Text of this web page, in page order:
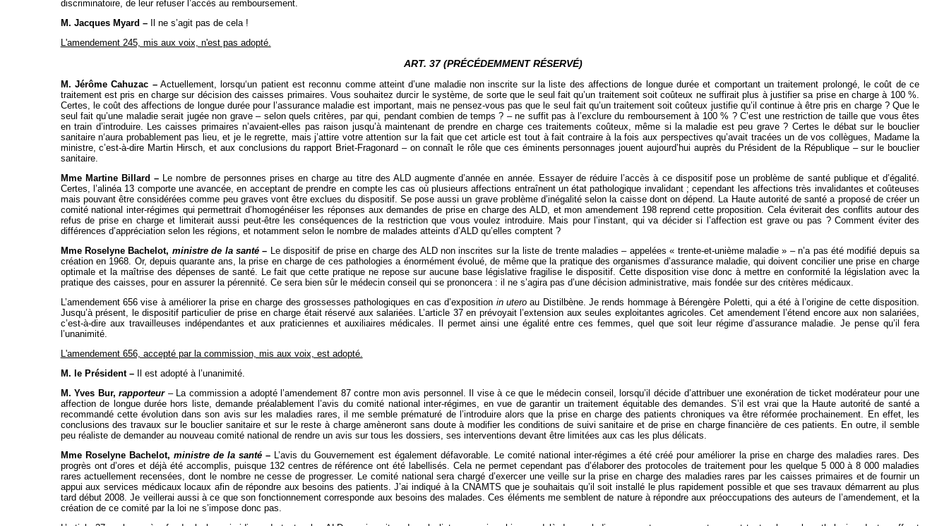
discriminatoire, de leur refuser l’accès au remboursement.
M. Jacques Myard –Il ne s’agit pas de cela !
L'amendement 245, mis aux voix, n'est pas adopté.
ART. 37 (PRÉCÉDEMMENT RÉSERVÉ)
M. Jérôme Cahuzac –Actuellement, lorsqu‘un patient est reconnu comme atteint d’une maladie non inscrite sur la liste des affections de longue durée et comportant un traitement prolongé, le coût de ce
traitement est pris en charge sur décision des caisses primaires. Vous souhaitez durcir le système, de sorte que le seul fait qu’un traitement soit coûteux ne suffirait plus à justifier sa prise en charge à 100 %.
Certes, le coût des affections de longue durée pour l’assurance maladie est important, mais ne pensez-vous pas que le seul fait qu’un traitement soit coûteux justifie qu’il continue à être pris en charge ? Que le
seul fait qu’une maladie serait jugée non grave – selon quels critères, par qui, pendant combien de temps ? – ne suffit pas à l’exclure du remboursement à 100 % ? C’est une restriction de taille que vous êtes
en train d’introduire. Les caisses primaires n’avaient-elles pas raison jusqu’à maintenant de prendre en charge ces traitements coûteux, même si la maladie est peu grave ? Certes le débat sur le bouclier
sanitaire n‘aura probablement pas lieu, et je le regrette, mais j’attire votre attention sur la fait que cet article est tout à fait contraire à la fois aux perspectives qu’avait tracées un de vos collègues, Madame la
ministre, c’est-à-dire Martin Hirsch, et aux conclusions du rapport Briet-Fragonard – on connaît le rôle que ces éminents personnages jouent aujourd’hui auprès du Président de la République – sur le bouclier
sanitaire.
Mme Martine Billard – Le nombre de personnes prises en charge au titre des ALD augmente d’année en année. Essayer de réduire l’accès à ce dispositif pose un problème de santé publique et d’égalité.
Certes, l’alinéa 13 comporte une avancée, en acceptant de prendre en compte les cas où plusieurs affections entraînent un état pathologique invalidant ; cependant les affections très invalidantes et coûteuses
mais pouvant être considérées comme peu graves vont être exclues du dispositif. Se pose aussi un grave problème d’inégalité selon la caisse dont on dépend. La Haute autorité de santé a proposé de créer un
comité national inter-régimes qui permettrait d’homogénéiser les réponses aux demandes de prise en charge des ALD, et mon amendement 198 reprend cette proposition. Cela éviterait des conflits autour des
refus de prise en charge et limiterait aussi peut-être les conséquences de la restriction que vous voulez introduire. Mais pour l’instant, qui va décider si l’affection est grave ou pas ? Comment éviter des
différences d’appréciation selon les régions, et notamment selon le nombre de malades atteints d’ALD qu’elles comptent ?
Mme Roselyne Bachelot, ministre de la santé– Le dispositif de prise en charge des ALD non inscrites sur la liste de trente maladies – appelées « trente-et-unième maladie » – n’a pas été modifié depuis sa
création en 1968. Or, depuis quarante ans, la prise en charge de ces pathologies a énormément évolué, de même que la pratique des organismes d’assurance maladie, qui doivent concilier une prise en charge
optimale et la maîtrise des dépenses de santé. Le fait que cette pratique ne repose sur aucune base législative fragilise le dispositif. Cette disposition vise donc à mettre en conformité la législation avec la
pratique des caisses, pour en assurer la pérennité. Ce sera bien sûr le médecin conseil qui se prononcera : il ne s’agira pas d’une décision administrative, mais fondée sur des critères médicaux.
L’amendement 656 vise à améliorer la prise en charge des grossesses pathologiques en cas d’exposition in uteroau Distilbène. Je rends hommage à Bérengère Poletti, qui a été à l’origine de cette disposition.
Jusqu’à présent, le dispositif particulier de prise en charge était réservé aux salariées. L’article 37 en prévoyait l’extension aux seules exploitantes agricoles. Cet amendement l’étend encore aux non salariées,
c’est-à-dire aux travailleuses indépendantes et aux praticiennes et auxiliaires médicales. Il permet ainsi une égalité entre ces femmes, quel que soit leur régime d’assurance maladie. Je pense qu’il fera
l’unanimité.
L'amendement 656, accepté par la commission, mis aux voix, est adopté.
M. le Président –Il est adopté à l’unanimité.
M. Yves Bur,rapporteur– La commission a adopté l’amendement 87 contre mon avis personnel. Il vise à ce que le médecin conseil, lorsqu’il décide d’attribuer une exonération de ticket modérateur pour une
affection de longue durée hors liste, demande préalablement l’avis du comité national inter-régimes, en vue de garantir un traitement équitable des demandes. S’il est vrai que la Haute autorité de santé a
recommandé cette évolution dans son avis sur les maladies rares, il me semble prématuré de l’introduire alors que la prise en charge des patients chroniques va être réformée prochainement. En effet, les
conclusions des travaux sur le bouclier sanitaire et sur le reste à charge amèneront sans doute à modifier les conditions de suivi sanitaire et de prise en charge financière de ces patients. En outre, il semble
peu réaliste de demander au nouveau comité national de rendre un avis sur tous les dossiers, ses interventions devant être limitées aux cas les plus délicats.
Mme Roselyne Bachelot, ministre de la santé– L’avis du Gouvernement est également défavorable. Le comité national inter-régimes a été créé pour améliorer la prise en charge des maladies rares. Des
progrès ont d’ores et déjà été accomplis, puisque 132 centres de référence ont été labellisés. Cela ne permet cependant pas d’élaborer des protocoles de traitement pour les quelque 5 000 à 8 000 maladies
rares actuellement recensées, dont le nombre ne cesse de progresser. Le comité national sera chargé d’exercer une veille sur la prise en charge des maladies rares par les caisses primaires et de fournir un
appui aux services médicaux locaux afin de répondre aux besoins des patients. J’ai indiqué à la CNAMTS que je souhaitais qu’il soit installé le plus rapidement possible et que ses travaux démarrent au plus
tard début 2008. Je veillerai aussi à ce que son fonctionnement corresponde aux besoins des malades. Ces éléments me semblent de nature à répondre aux préoccupations des auteurs de l’amendement, et la
création de ce comité par la loi ne s’impose donc pas.